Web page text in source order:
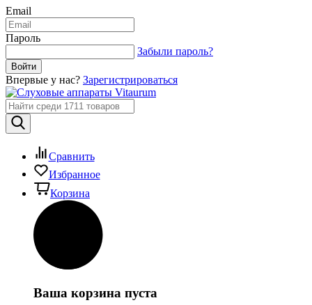
Email
Пароль
Забыли пароль?
Впервые у нас? Зарегистрироваться
Сравнить
Избранное
Корзина
Ваша корзина пуста